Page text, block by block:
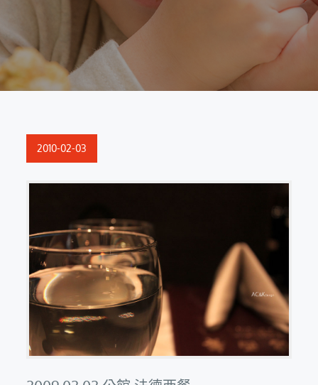
Posted
2010-02-03